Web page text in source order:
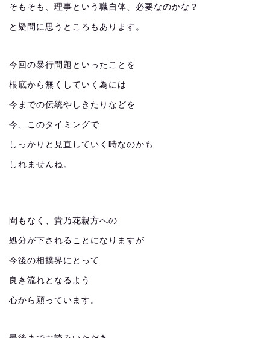
そもそも、理事という職自体、必要なのかな？
と疑問に思うところもあります。
今回の暴行問題といったことを
根底から無くしていく為には
今までの伝統やしきたりなどを
今、このタイミングで
しっかりと見直していく時なのかも
しれませんね。
間もなく、貴乃花親方への
処分が下されることになりますが
今後の相撲界にとって
良き流れとなるよう
心から願っています。